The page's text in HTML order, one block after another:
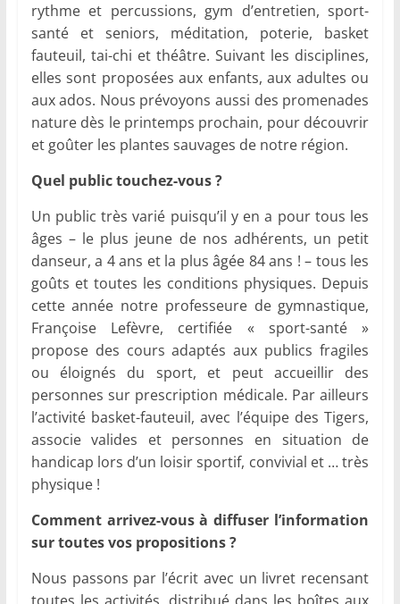
rythme et percussions, gym d’entretien, sport-
santé et seniors, méditation, poterie, basket
fauteuil, tai-chi et théâtre. Suivant les disciplines,
elles sont proposées aux enfants, aux adultes ou
aux ados. Nous prévoyons aussi des promenades
nature dès le printemps prochain, pour découvrir
et goûter les plantes sauvages de notre région.
Quel public touchez-vous ?
Un public très varié puisqu’il y en a pour tous les
âges – le plus jeune de nos adhérents, un petit
danseur, a 4 ans et la plus âgée 84 ans ! – tous les
goûts et toutes les conditions physiques. Depuis
cette année notre professeure de gymnastique,
Françoise Lefèvre, certifiée « sport-santé »
propose des cours adaptés aux publics fragiles
ou éloignés du sport, et peut accueillir des
personnes sur prescription médicale. Par ailleurs
l’activité basket-fauteuil, avec l’équipe des Tigers,
associe valides et personnes en situation de
handicap lors d’un loisir sportif, convivial et … très
physique !
Comment arrivez-vous à diffuser l’information
sur toutes vos propositions ?
Nous passons par l’écrit avec un livret recensant